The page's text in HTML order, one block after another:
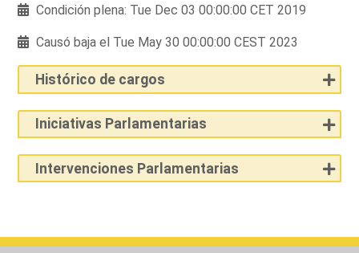
Condición plena: Tue Dec 03 00:00:00 CET 2019
Causó baja el Tue May 30 00:00:00 CEST 2023
Histórico de cargos
Iniciativas Parlamentarias
Intervenciones Parlamentarias